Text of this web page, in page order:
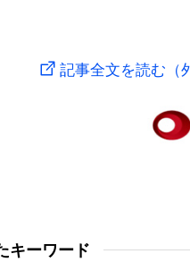
記事全文を読む（
キーワード